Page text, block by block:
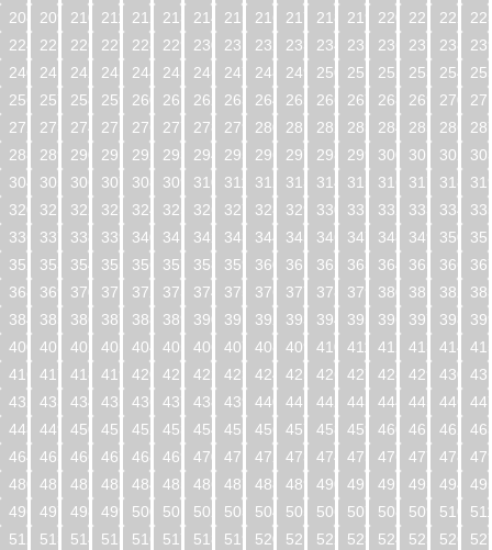
208
209 210 211 212 213 214 215 216 217 218 219 220 221 222
224
225 226 227 228 229 230 231 232 233 234 235 236 237 238
240
241 242 243 244 245 246 247 248 249 250 251 252 253 254
256
257 258 259 260 261 262 263 264 265 266 267 268 269 270
272
273 274 275 276 277 278 279 280 281 282 283 284 285 286
288
289 290 291 292 293 294 295 296 297 298 299 300 301 302
304
305 306 307 308 309 310 311 312 313 314 315 316 317 318
320
321 322 323 324 325 326 327 328 329 330 331 332 333 334
336
337 338 339 340 341 342 343 344 345 346 347 348 349 350
352
353 354 355 356 357 358 359 360 361 362 363 364 365 366
368
369 370 371 372 373 374 375 376 377 378 379 380 381 382
384
385 386 387 388 389 390 391 392 393 394 395 396 397 398
400
401 402 403 404 405 406 407 408 409 410 411 412 413 414
416
417 418 419 420 421 422 423 424 425 426 427 428 429 430
432
433 434 435 436 437 438 439 440 441 442 443 444 445 446
448
449 450 451 452 453 454 455 456 457 458 459 460 461 462
464
465 466 467 468 469 470 471 472 473 474 475 476 477 478
480
481 482 483 484 485 486 487 488 489 490 491 492 493 494
496
497 498 499 500 501 502 503 504 505 506 507 508 509 510
512
513 514 515 516 517 518 519 520 521 522 523 524 525 526